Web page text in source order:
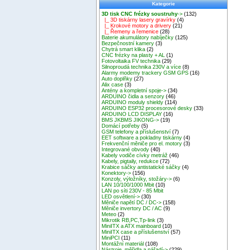
Kategorie
3D tisk CNC frézky soustruhy-> (132)
|_ 3D tiskárny lasery gravírky (4)
|_ Krokové motory a drivery (21)
|_ Řemeny a řemenice (28)
Baterie akumulátory nabíječky (125)
Bezpečnostní kamery (3)
Chytrá smart klika (2)
CNC frézky na plasty + AL
(1)
Fotovoltaika FV technika (29)
Silnoproudá technika 230V a více (8)
Alarmy modemy trackery GSM GPS (16)
Auto doplňky (27)
Alix case (3)
Antény a kompletní spoje-> (34)
ARDUINO čidla a senzory (46)
ARDUINO moduly shieldy (114)
ARDUINO ESP32 procesorové desky (33)
ARDUINO LCD DISPLAY (16)
BMS JKBMS JIKONG-> (19)
Domácí potřeby (5)
GSM telefony a příslušenství (7)
EET software a pokladny tiskárny (4)
Frekvenční měniče pro el. motory (3)
Integrované obvody (40)
Kabely vodiče cívky metráž (46)
Kabely, pigtaily, redukce (72)
Krabice sáčky antistatické sáčky (4)
Konektory-> (156)
Konzoly, výložníky, stožáry-> (6)
LAN 10/100/1000 Mbit (10)
LAN po síti 230V - 85 Mbit
LED osvětlení-> (30)
Měniče napětí DC / DC-> (158)
Měniče invertory DC / AC (9)
Meteo (2)
Mikrotik RB,PC,Tp-link (3)
MiniITX a ATX mainboard (10)
MiniITX case a příslušenství (57)
MiniPCI (11)
Montážní materiál (108)